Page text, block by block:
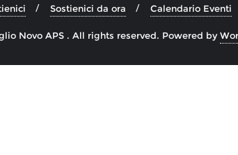
Sostienici da ora Calendario Eventi
Novo APS . All rights reserved. Powered by